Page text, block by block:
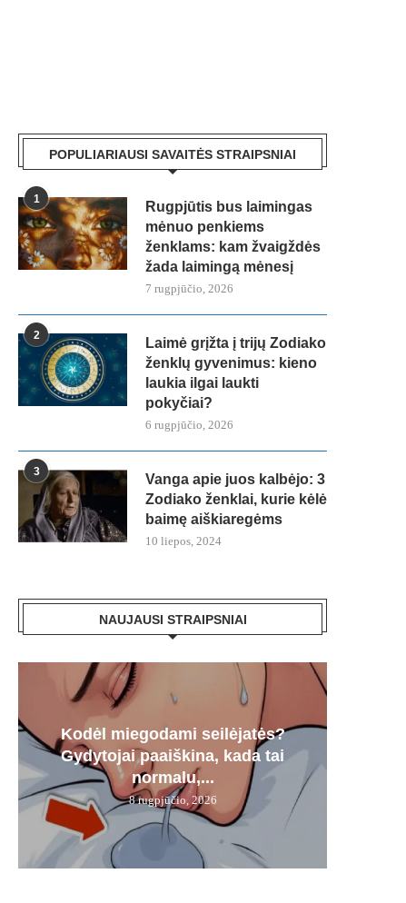
POPULIARIAUSI SAVAITĖS STRAIPSNIAI
1
Rugpjūtis bus laimingas
mėnuo penkiems
ženklams: kam žvaigždės
žada laimingą mėnesį
7 rugpjūčio, 2026
2
Laimė grįžta į trijų Zodiako
ženklų gyvenimus: kieno
laukia ilgai laukti
pokyčiai?
6 rugpjūčio, 2026
3
Vanga apie juos kalbėjo: 3
Zodiako ženklai, kurie kėlė
baimę aiškiaregėms
10 liepos, 2024
NAUJAUSI STRAIPSNIAI
Kodėl miegodami seilėjatės?
Gydytojai paaiškina, kada tai
normalu,...
8 rugpjūčio, 2026